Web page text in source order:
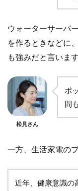
ウォーターサーバ
を作るときなどに
も強みだと言います
松見さん
ポ
間
一方、生活家電の
近年、健康意識の